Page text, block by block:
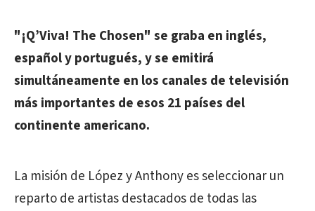
"¡Q’Viva! The Chosen" se graba en inglés,
español y portugués, y se emitirá
simultáneamente en los canales de televisión
más importantes de esos 21 países del
continente americano.
La misión de López y Anthony es seleccionar un
reparto de artistas destacados de todas las